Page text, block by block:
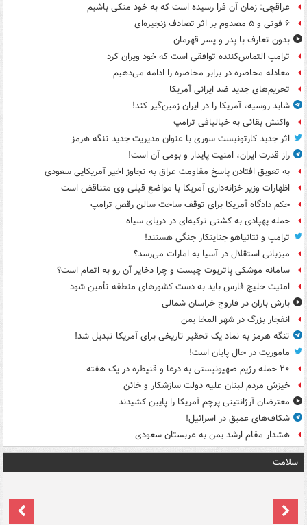
عراقچی: زمان آن فرا رسیده است که به خود متکی باشیم
۶ فوتی و ۵ مصدوم بر اثر تصادف زنجیره‌ای
بدون تعارف با پدر و پسر قهرمان
ترامپ التماس‌کننده توافقی است که خود ویران کرد
معادله محاصره در برابر محاصره را ادامه می‌دهیم
تحریم‌های جدید ضد ایرانی آمریکا
شاید روسیه، آمریکا را در ایران زمین‌گیر کند!
واکنش بقائی به خیالبافی ترامپ
اثر جدید کارتونیست سوری با عنوان مدیریت جدید تنگه هرمز
راز قدرت ایران، امنیت پایدار و بومی آن است!
به تعویق افتادن پاسخ مقاومت عراق به تجاوز اخیر آمریکایی سعودی
اظهارات وزیر خزانه‌داری آمریکا با مواضع قبلی وی متناقض است
حکم دادگاه آمریکا برای توقف ساخت سالن رقص ترامپ
حمله پهپادی به کشتی ترکیه‌ای در دریای سیاه
ترامپ و نتانیاهو جنایتکار جنگی هستند!
میزبانی استقلال در آسیا به امارات می‌رسد؟
سامانه موشکی پاتریوت چیست و چرا ذخایر آن رو به اتمام است؟
امنیت خلیج فارس باید به دست کشورهای منطقه تأمین شود
بارش باران در فاروج خراسان شمالی
انفجار بزرگ در شهر المخا یمن
تنگه هرمز به نماد یک تحقیر تاریخی برای آمریکا تبدیل شد!
ماموریت در حال پایان است!
۲۰ حمله رژیم صهیونیستی به درعا و قنیطره در یک هفته
خیزش مردم لبنان علیه دولت سازشکار و خائن
معترضان آرژانتینی پرچم آمریکا را پایین کشیدند
شکاف‌های عمیق در اسرائیل!
هشدار مقام ارشد یمن به عربستان سعودی
سلامت